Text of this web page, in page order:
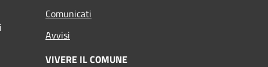
Comunicati
Avvisi
VIVERE IL COMUNE